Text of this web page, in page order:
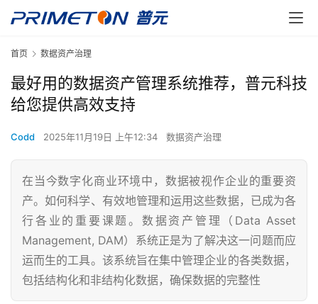
首页 数据资产治理
最好用的数据资产管理系统推荐，普元科技
给您提供高效支持
Codd 2025年11月19日 上午12:34 数据资产治理
在当今数字化商业环境中，数据被视作企业的重要资
产。如何科学、有效地管理和运用这些数据，已成为各
行各业的重要课题。数据资产管理（Data Asset
Management, DAM）系统正是为了解决这一问题而应
运而生的工具。该系统旨在集中管理企业的各类数据，
包括结构化和非结构化数据，确保数据的完整性